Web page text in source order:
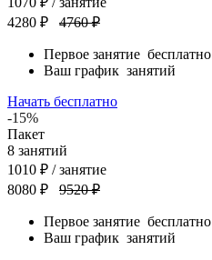
4280 ₽
4760 ₽
Первое занятие бесплатно
Ваш график занятий
Начать бесплатно
-15%
Пакет
8 занятий
1010 ₽ / занятие
8080 ₽
9520 ₽
Первое занятие бесплатно
Ваш график занятий